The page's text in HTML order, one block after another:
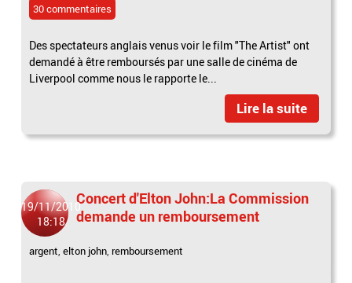
30 commentaires
Des spectateurs anglais venus voir le film "The Artist" ont
demandé à être remboursés par une salle de cinéma de
Liverpool comme nous le rapporte le...
Lire la suite
19/11/2010
18:18
Concert d'Elton John:La Commission
demande un remboursement
argent,elton john, remboursement